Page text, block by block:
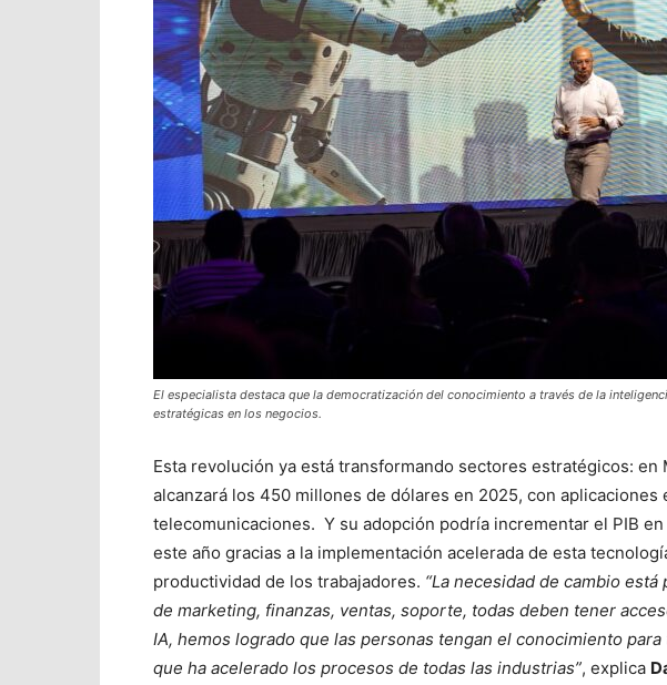
El especialista destaca que la democratización del conocimiento a través de la
estratégicas en los negocios.
Esta revolución ya está transformando sectores estratégicos: en
alcanzará los 450 millones de dólares en 2025, con aplicaciones
telecomunicaciones. Y su adopción podría incrementar el PIB
este año gracias a la implementación acelerada de esta
productividad de los trabajadores. “La necesidad de cambio
de marketing, finanzas, ventas, soporte, todas deben tener
IA, hemos logrado que las personas tengan el conocimiento
que ha acelerado los procesos de todas las industrias”, explica